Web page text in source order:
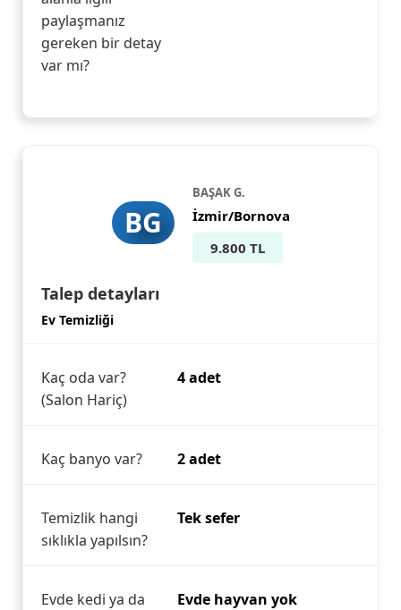
paylaşmanız
gereken bir detay
var mı?
BG
BAŞAK G.
İzmir/Bornova
9.800 TL
Talep detayları
Ev Temizliği
Kaç oda var?
(Salon Hariç)
4 adet
Kaç banyo var? 2 adet
Temizlik hangi
sıklıkla yapılsın?
Tek sefer
Evde kedi ya da
Evde hayvan yok